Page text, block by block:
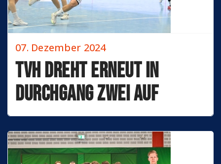
TVH dreht erneut in
Durchgang Zwei auf
07. Dezember 2024